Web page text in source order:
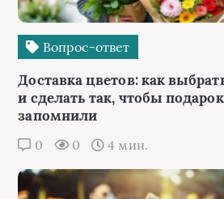
Вопрос-ответ
Доставка цветов: как
и сделать так, чтобы подарок
запомнили
0 0 4 мин.